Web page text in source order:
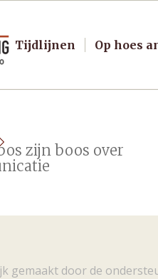
Tijdlijnen Op hoes
zijn boos over
gemaakt door de